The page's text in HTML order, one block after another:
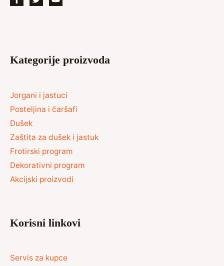
Kategorije proizvoda
Jorgani i jastuci
Posteljina i čaršafi
Dušek
Zaštita za dušek i jastuk
Frotirski program
Dekorativni program
Akcijski proizvodi
Korisni linkovi
Servis za kupce